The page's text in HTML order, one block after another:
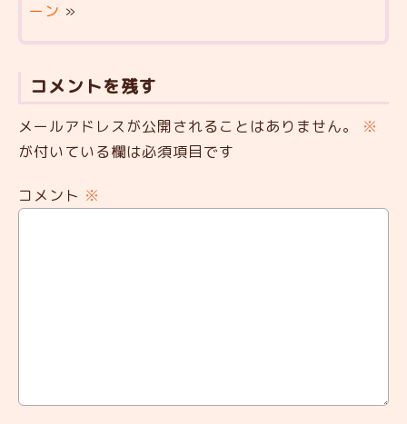
ーン »
コメントを残す
メールアドレスが公開されることはありません。
※
が付いている欄は必須項目です
コメント ※